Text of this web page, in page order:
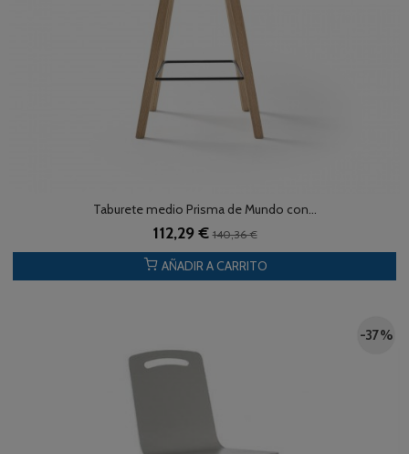
Taburete medio Prisma de Mundo con...
112,29 €140,36 €
AÑADIR A CARRITO
-37 %